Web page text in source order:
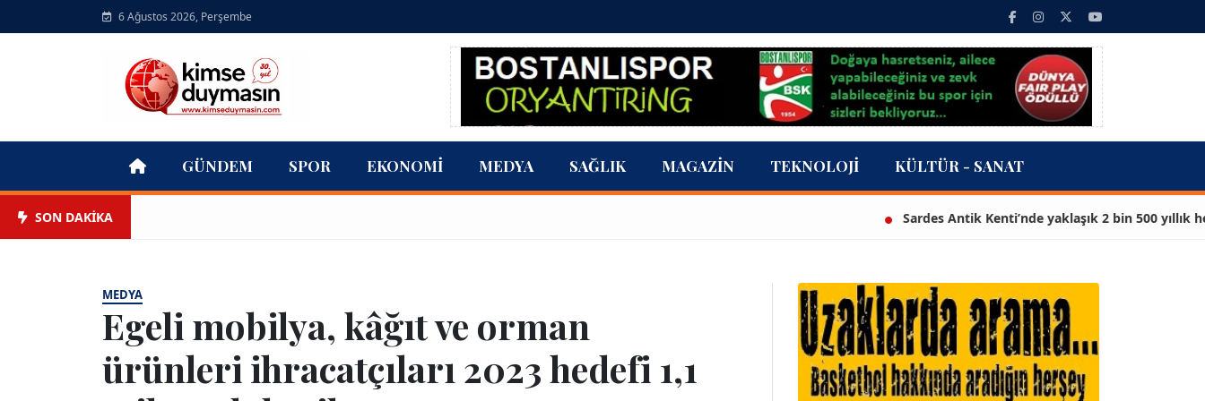
6 Ağustos 2026, Perşembe
GÜNDEM SPOR EKONOMI MEDYA SAĞLIK MAGAZIN TEKNOLOJI KÜLTÜR - SANAT
SON DAKİKA Sardes Antik Kenti’nde yaklaşık 2 bin 500 yıllık heykel
MEDYA
Egeli mobilya, kâğıt ve orman
ürünleri ihracatçıları 2023 hedefi 1,1